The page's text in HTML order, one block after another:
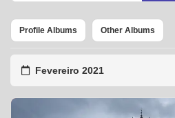
Profile Albums Other Albums
Fevereiro 2021